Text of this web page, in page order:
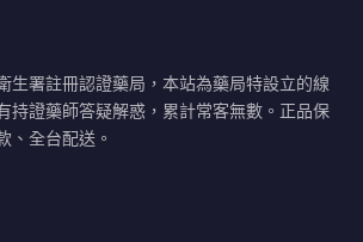
生署註冊認證藥局，本站為藥局特設立的線
持證藥師答疑解惑，累計常客無數。正品保
、全台配送。